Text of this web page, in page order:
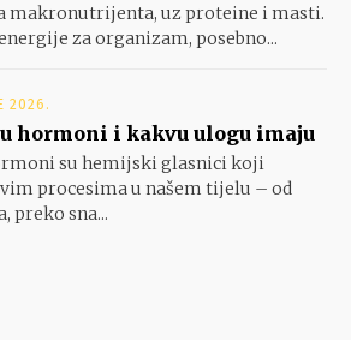
makronutrijenta, uz proteine i masti.
za organizam, posebno...
2026.
hormoni i kakvu ulogu imaju
su hemijski glasnici koji
procesima u našem tijelu – od
preko sna...